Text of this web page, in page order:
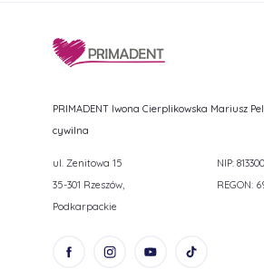
PRIMADENT Iwona Cierplikowska Mariusz
cywilna
ul. Zenitowa 15
35-301 Rzeszów,
Podkarpackie
NIP:
REGON: